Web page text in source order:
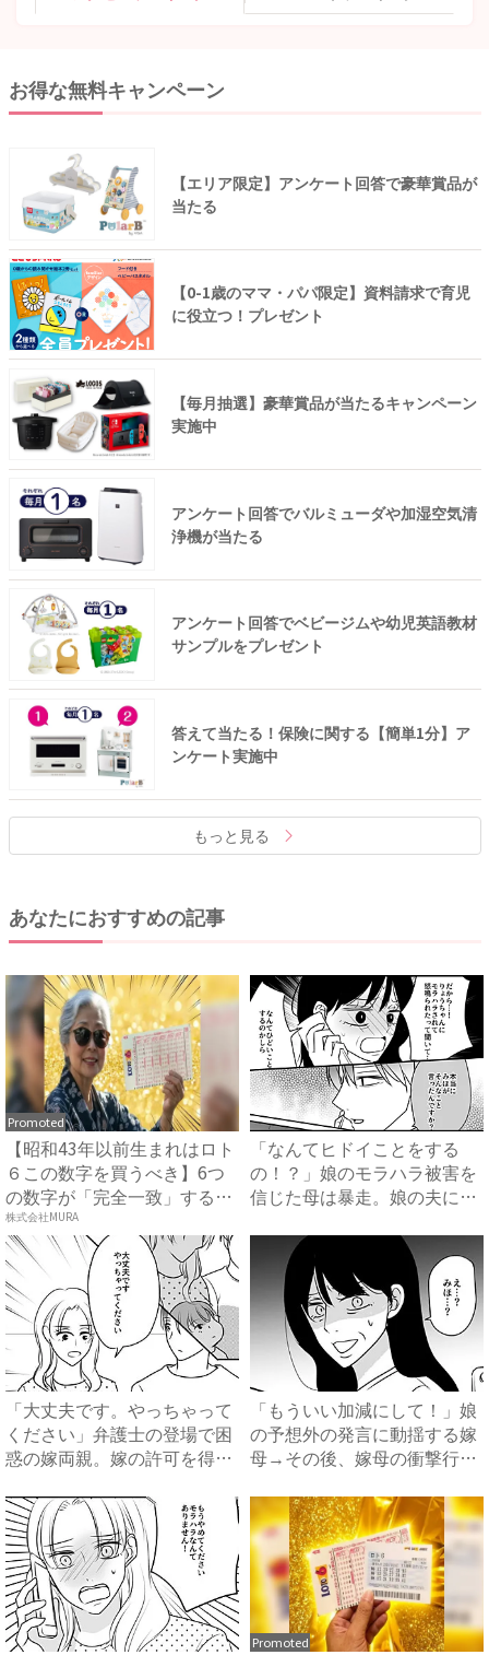
お得な無料キャンペーン
【エリア限定】アンケート回答で豪華賞品が
当たる
【0-1歳のママ・パパ限定】資料請求で育児
に役立つ！プレゼント
【毎月抽選】豪華賞品が当たるキャンペーン
実施中
アンケート回答でバルミューダや加湿空気清
浄機が当たる
アンケート回答でベビージムや幼児英語教材
サンプルをプレゼント
答えて当たる！保険に関する【簡単1分】ア
ンケート実施中
もっと見る
あなたにおすすめの記事
Promoted
【昭和43年以前生まれはロト
６この数字を買うべき】6つ
の数字が「完全一致」する
方...
株式会社MURA
「なんてヒドイことをする
の！？」娘のモラハラ被害を
信じた母は暴走。娘の夫に電
「大丈夫です。やっちゃって
ください」弁護士の登場で困
惑の嫁両親。嫁の許可を得た
「もういい加減にして！」娘
の予想外の発言に動揺する嫁
母→その後、嫁母の衝撃行動
Promoted